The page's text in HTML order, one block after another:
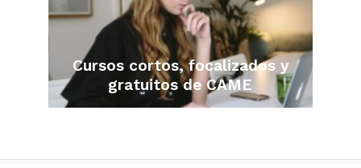
Cursos cortos, focalizados y
gratuitos de CAME